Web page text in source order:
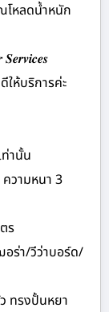
โหลดน้ำหนัก
ให้บริการค่ะ
านั้น
วามหนา 3
ร
อร่า/วีว่าบอร์ด/
ทรงปั้นหยา